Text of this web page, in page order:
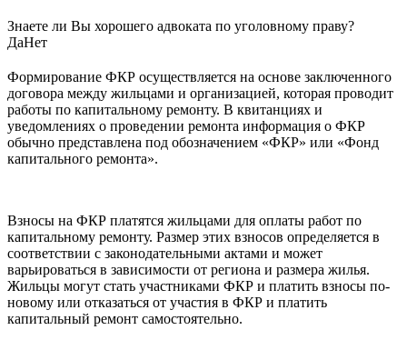
Знаете ли Вы хорошего адвоката по уголовному праву?
ДаНет
Формирование ФКР осуществляется на основе заключенного
договора между жильцами и организацией, которая проводит
работы по капитальному ремонту. В квитанциях и
уведомлениях о проведении ремонта информация о ФКР
обычно представлена под обозначением «ФКР» или «Фонд
капитального ремонта».
Взносы на ФКР платятся жильцами для оплаты работ по
капитальному ремонту. Размер этих взносов определяется в
соответствии с законодательными актами и может
варьироваться в зависимости от региона и размера жилья.
Жильцы могут стать участниками ФКР и платить взносы по-
новому или отказаться от участия в ФКР и платить
капитальный ремонт самостоятельно.